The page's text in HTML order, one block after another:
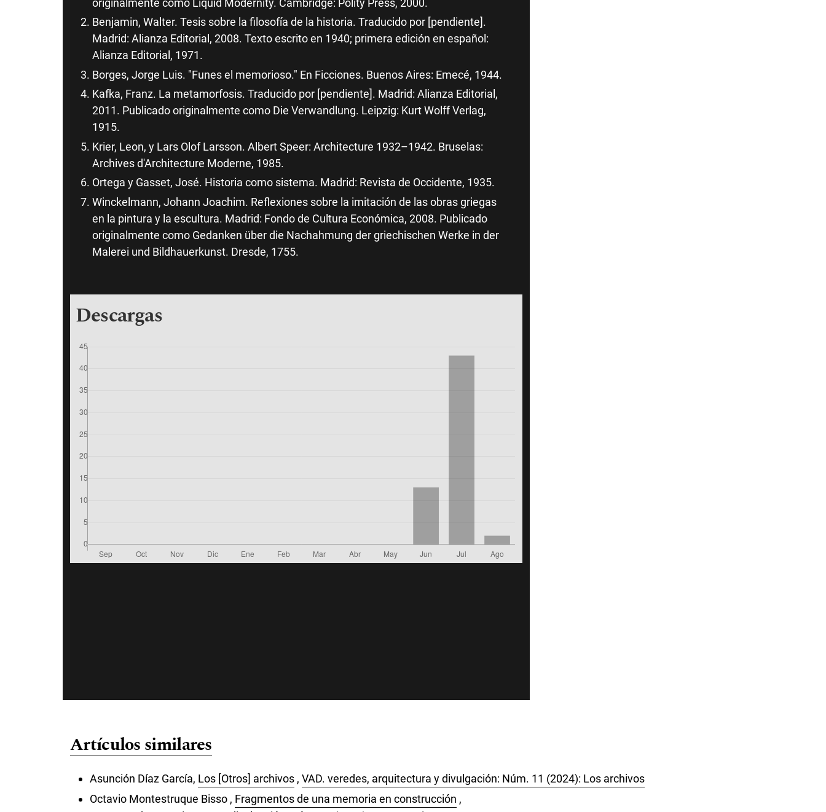
Benjamin, Walter. Tesis sobre la filosofía de la historia. Traducido por [pendiente].
Madrid: Alianza Editorial, 2008. Texto escrito en 1940; primera edición en español:
Alianza Editorial, 1971.
Borges, Jorge Luis. "Funes el memorioso." En Ficciones. Buenos Aires: Emecé, 1944.
Kafka, Franz. La metamorfosis. Traducido por [pendiente]. Madrid: Alianza Editorial,
2011. Publicado originalmente como Die Verwandlung. Leipzig: Kurt Wolff Verlag,
1915.
Krier, Leon, y Lars Olof Larsson. Albert Speer: Architecture 1932–1942. Bruselas:
Archives d'Architecture Moderne, 1985.
Ortega y Gasset, José. Historia como sistema. Madrid: Revista de Occidente, 1935.
Winckelmann, Johann Joachim. Reflexiones sobre la imitación de las obras griegas
en la pintura y la escultura. Madrid: Fondo de Cultura Económica, 2008. Publicado
originalmente como Gedanken über die Nachahmung der griechischen Werke in der
Malerei und Bildhauerkunst. Dresde, 1755.
Descargas
Artículos similares
Asunción Díaz García, Los [Otros] archivos , VAD. veredes, arquitectura y divulgación: Núm. 11 (2024): Los archivos
Octavio Montestruque Bisso , Fragmentos de una memoria en construcción ,